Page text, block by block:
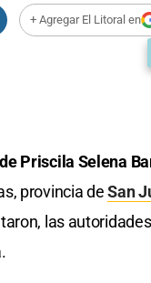
+ Agregar El Litoral en
Priscila Selena
provincia deSan
las